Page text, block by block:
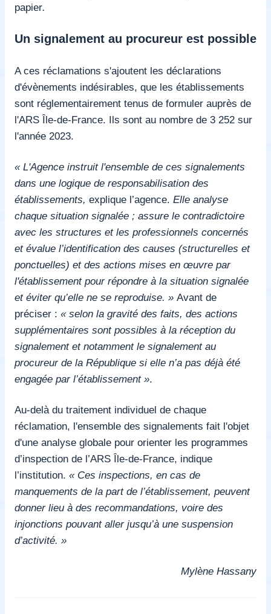
papier.
Un signalement au procureur est possible
A ces réclamations s'ajoutent les déclarations
d'évènements indésirables, que les établissements
sont réglementairement tenus de formuler auprès de
l'ARS Île-de-France. Ils sont au nombre de 3 252 sur
l'année 2023.
« L'Agence instruit l'ensemble de ces signalements
dans une logique de responsabilisation des
établissements, explique l’agence. Elle analyse
chaque situation signalée ; assure le contradictoire
avec les structures et les professionnels concernés
et évalue l’identification des causes (structurelles et
ponctuelles) et des actions mises en œuvre par
l'établissement pour répondre à la situation signalée
et éviter qu’elle ne se reproduise. » Avant de
préciser : « selon la gravité des faits, des actions
supplémentaires sont possibles à la réception du
signalement et notamment le signalement au
procureur de la République si elle n’a pas déjà été
engagée par l’établissement ».
Au-delà du traitement individuel de chaque
réclamation, l'ensemble des signalements fait l'objet
d'une analyse globale pour orienter les programmes
d’inspection de l’ARS Île-de-France, indique
l’institution. « Ces inspections, en cas de
manquements de la part de l’établissement, peuvent
donner lieu à des recommandations, voire des
injonctions pouvant aller jusqu’à une suspension
d’activité. »
Mylène Hassany